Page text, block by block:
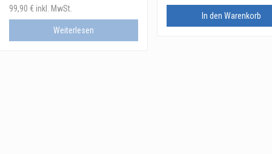
99,90 € inkl. MwSt.
Weiterlesen
In den Warenkorb